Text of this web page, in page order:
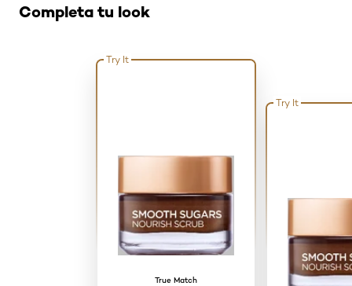
Completa tu look
Try It
True Match
Try It